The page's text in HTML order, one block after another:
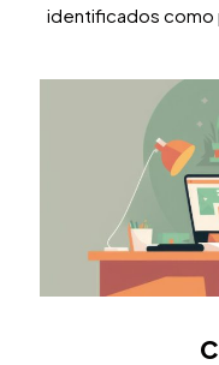
identificados como